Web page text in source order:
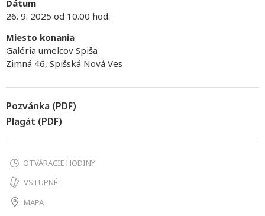
Dátum
26. 9. 2025 od 10.00 hod.
Miesto konania
Galéria umelcov Spiša
Zimná 46, Spišská Nová Ves
Pozvánka (PDF)
Plagát (PDF)
OTVÁRACIE HODINY
VSTUPNÉ
MAPA